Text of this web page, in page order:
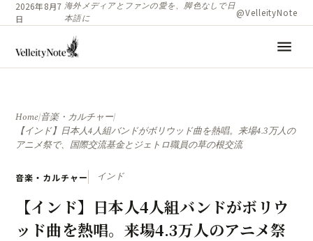
2026年8月7
日
海外メディアとファンの愛を、脚色なしで日
本語に
@VelleityNote
menu
Home/音楽・カルチャー/
【インド】日本人4人組バンドがボリウッド曲を熱唱。来場4.3万人の
アニメ祭で、国際交流基金とジェトロ職員の草の根交流
音楽・カルチャー インド
【インド】日本人4人組バンドがボリウ
ッド曲を熱唱。来場4.3万人のアニメ祭